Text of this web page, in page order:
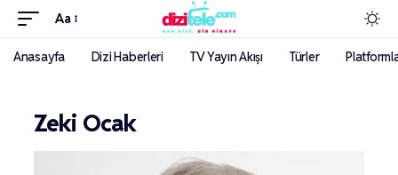
Aa
Anasayfa Dizi Haberleri TV Yayın Akışı Türler
Zeki Ocak